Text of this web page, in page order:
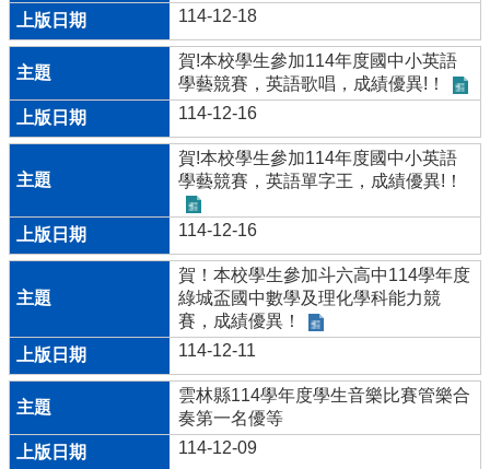
畫
雲
林
縣
校
園
能
源
管
理
系
國
空
品
質
監
114-12-18
賀!本校學生參加114年度國中小英語
學藝競賽，英語歌唱，成績優異!！
114-12-16
賀!本校學生參加114年度國中小英語
學藝競賽，英語單字王，成績優異!！
114-12-16
賀！本校學生參加斗六高中114學年度
綠城盃國中數學及理化學科能力競
賽，成績優異！
114-12-11
雲林縣114學年度學生音樂比賽管樂合
奏第一名優等
114-12-09